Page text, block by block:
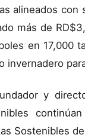
alineados
más de
en 17,000
invernadero
y
Sostenibles